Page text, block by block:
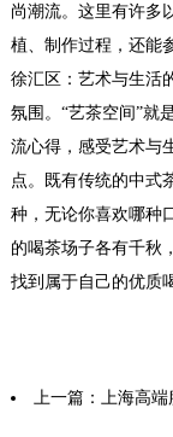
尚潮流。这里有许多
植、制作过程，还能
徐汇区：艺术与生活
氛围。“艺茶空间”就
流心得，感受艺术与
点。既有传统的中式
种，无论你喜欢哪种
的喝茶场子各有千秋
找到属于自己的优质
上一篇： 上海高端